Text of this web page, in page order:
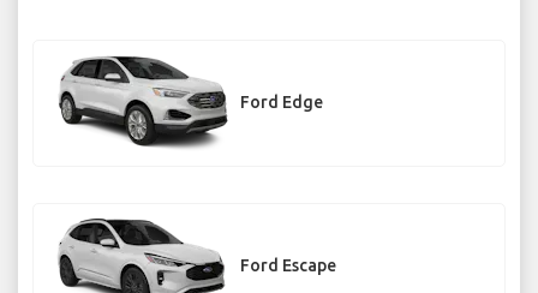
Ford Edge
Ford Escape